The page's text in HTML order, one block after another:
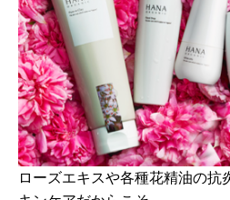
ローズエキスや各種花精油の抗